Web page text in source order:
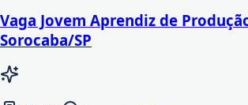
Vaga Jovem Aprendiz de
Sorocaba/SP